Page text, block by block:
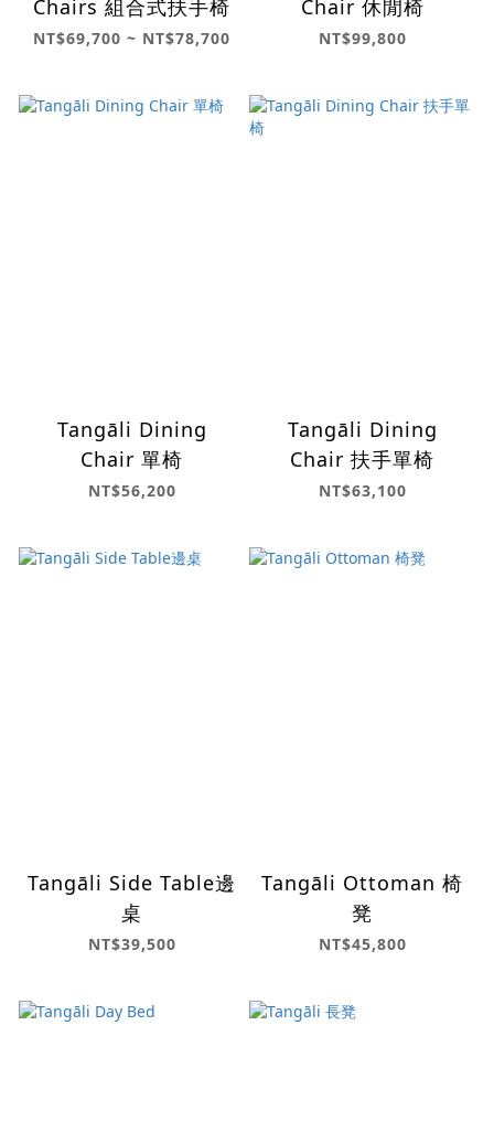
Chairs 組合式扶手椅
NT$69,700 ~ NT$78,700
Chair 休閒椅
NT$99,800
Tangāli Dining
Chair 單椅
NT$56,200
Tangāli Dining
Chair 扶手單椅
NT$63,100
Tangāli Side Table邊
桌
NT$39,500
Tangāli Ottoman 椅
凳
NT$45,800